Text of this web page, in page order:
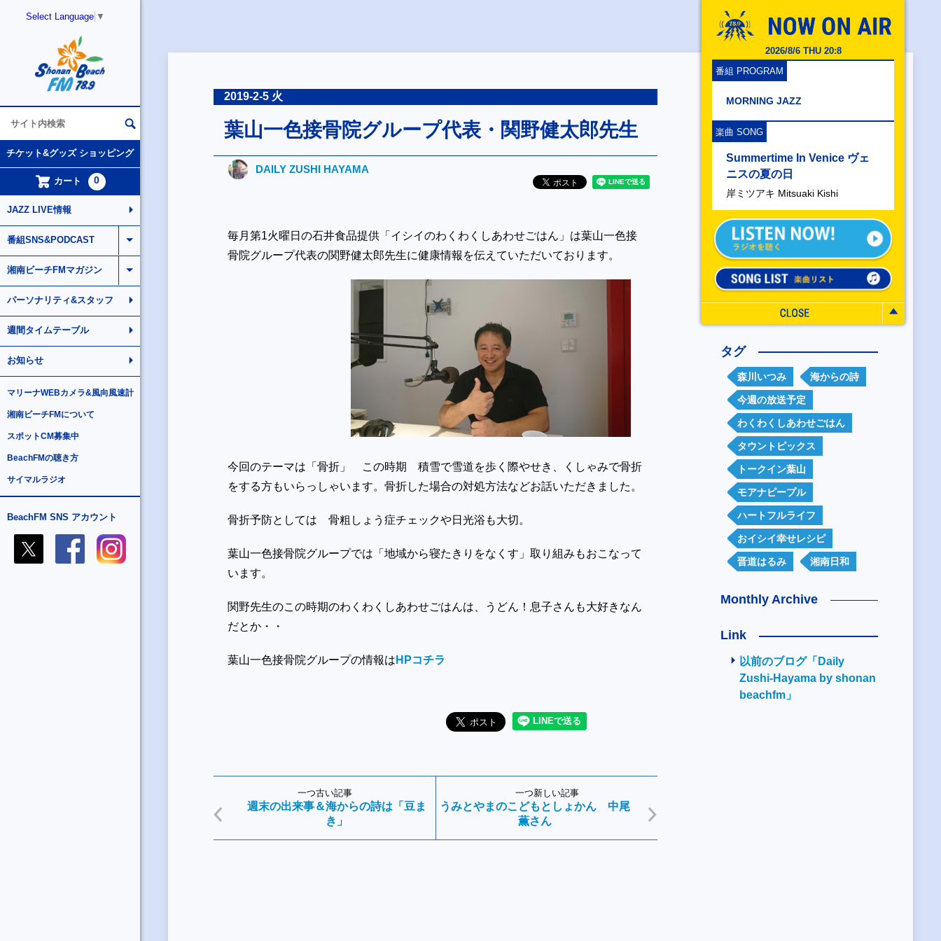
Select Language ▼
2026/8/6 THU 20:8
番組 PROGRAM
MORNING JAZZ
楽曲 SONG
Summertime In Venice ヴェ
ニスの夏の日
岸ミツアキ Mitsuaki Kishi
チケット&グッズ ショッピング
カート 0
JAZZ LIVE情報
番組SNS&PODCAST
湘南ビーチFMマガジン
パーソナリティ&スタッフ
週間タイムテーブル
お知らせ
マリーナWEBカメラ&風向風速計
湘南ビーチFMについて
スポットCM募集中
BeachFMの聴き方
サイマルラジオ
BeachFM SNS アカウント
2019-2-5 火
葉山一色接骨院グループ代表・関野健太郎先生
DAILY ZUSHI HAYAMA
毎月第1火曜日の石井食品提供「イシイのわくわくしあわせごはん」は葉山一色接
骨院グループ代表の関野健太郎先生に健康情報を伝えていただいております。
今回のテーマは「骨折」 この時期 積雪で雪道を歩く際やせき、くしゃみで骨折
をする方もいらっしゃいます。骨折した場合の対処方法などお話いただきました。
骨折予防としては 骨粗しょう症チェックや日光浴も大切。
葉山一色接骨院グループでは「地域から寝たきりをなくす」取り組みもおこなって
います。
関野先生のこの時期のわくわくしあわせごはんは、うどん！息子さんも大好きなん
だとか・・
葉山一色接骨院グループの情報は HPコチラ
一つ古い記事
週末の出来事＆海からの詩は「豆ま
き」
一つ新しい記事
うみとやまのこどもとしょかん 中尾
薫さん
タグ
森川いつみ 海からの詩
今週の放送予定
わくわくしあわせごはん
タウントピックス
トークイン葉山
モアナピープル
ハートフルライフ
おイシイ幸せレシピ
晋道はるみ 湘南日和
Monthly Archive
Link
以前のブログ「Daily
Zushi-Hayama by shonan
beachfm」